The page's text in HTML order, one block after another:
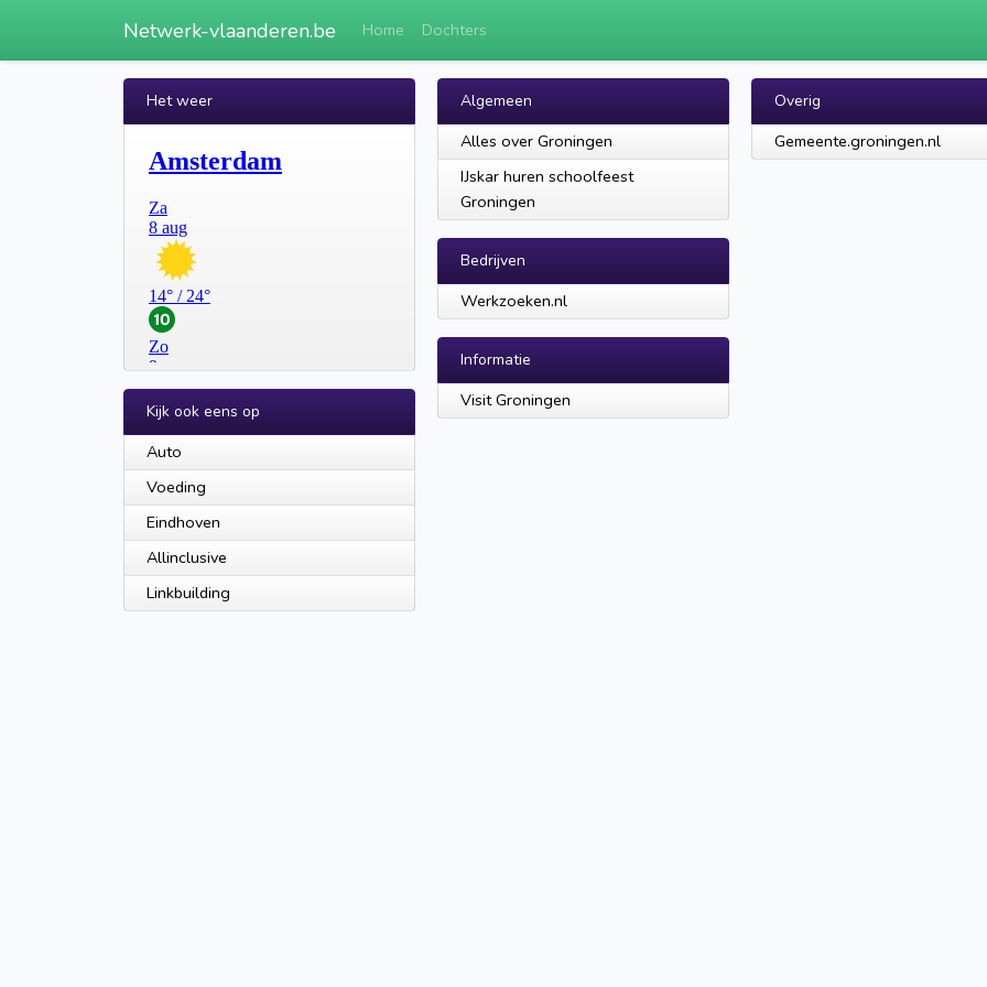
Netwerk-vlaanderen.be Home Dochters
Het weer
Kijk ook eens op
Auto
Voeding
Eindhoven
Allinclusive
Linkbuilding
Algemeen
Alles over Groningen
IJskar huren schoolfeest
Groningen
Bedrijven
Werkzoeken.nl
Informatie
Visit Groningen
Overig
Gemeente.groningen.nl